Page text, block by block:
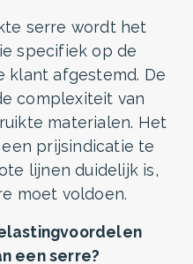
serre wordt het
specifiek op de
klant afgestemd. De
complexiteit van
materialen. Het
prijsindicatie te
lijnen duidelijk is,
moet voldoen.
een serre?